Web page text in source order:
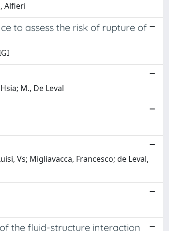
Alfieri
to assess the risk of rupture of
M., De Leval
Vs; Migliavacca, Francesco; de Leval,
the fluid-structure interaction